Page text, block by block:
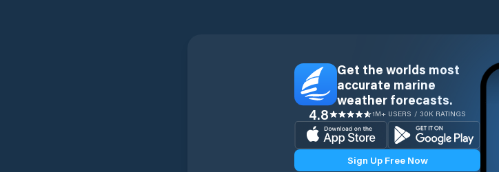
Get the worlds most
accurate marine
weather forecasts.
4.8 1M+ USERS / 30K RATINGS
Sign Up Free Now